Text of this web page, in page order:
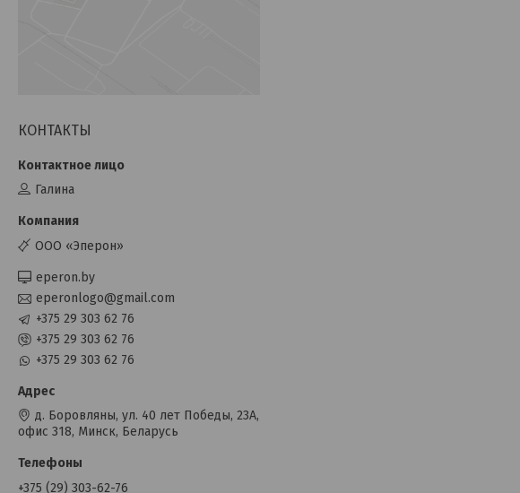
КОНТАКТЫ
Галина
OOO «Эперон»
eperon.by
eperonlogo@gmail.com
+375 29 303 62 76
+375 29 303 62 76
+375 29 303 62 76
д. Боровляны, ул. 40 лет Победы, 23А,
офис 318, Минск, Беларусь
+375 (29) 303-62-76